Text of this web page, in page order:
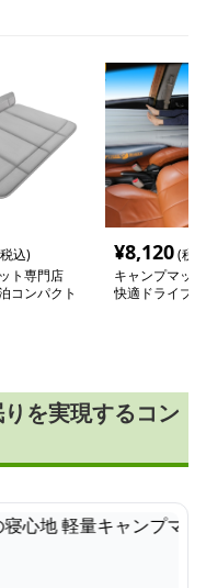
込)
ト専門店
コンパクト
¥8,120(税
キャンプマッ
快適ドライブ
を実現するコン